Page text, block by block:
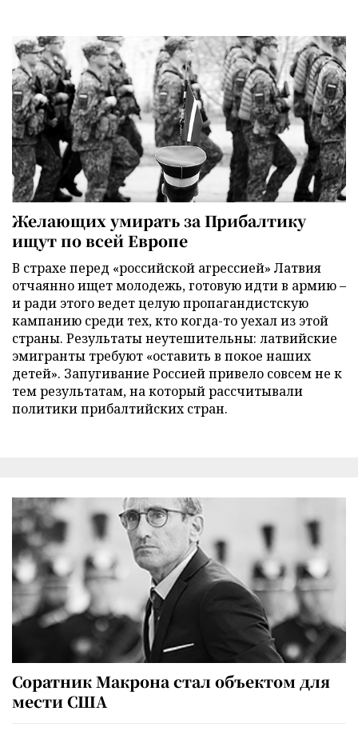
Желающих умирать за Прибалтику
ищут по всей Европе
В страхе перед «российской агрессией» Латвия
отчаянно ищет молодежь, готовую идти в армию –
и ради этого ведет целую пропагандистскую
кампанию среди тех, кто когда-то уехал из этой
страны. Результаты неутешительны: латвийские
эмигранты требуют «оставить в покое наших
детей». Запугивание Россией привело совсем не к
тем результатам, на который рассчитывали
политики прибалтийских стран.
Соратник Макрона стал объектом для
мести США